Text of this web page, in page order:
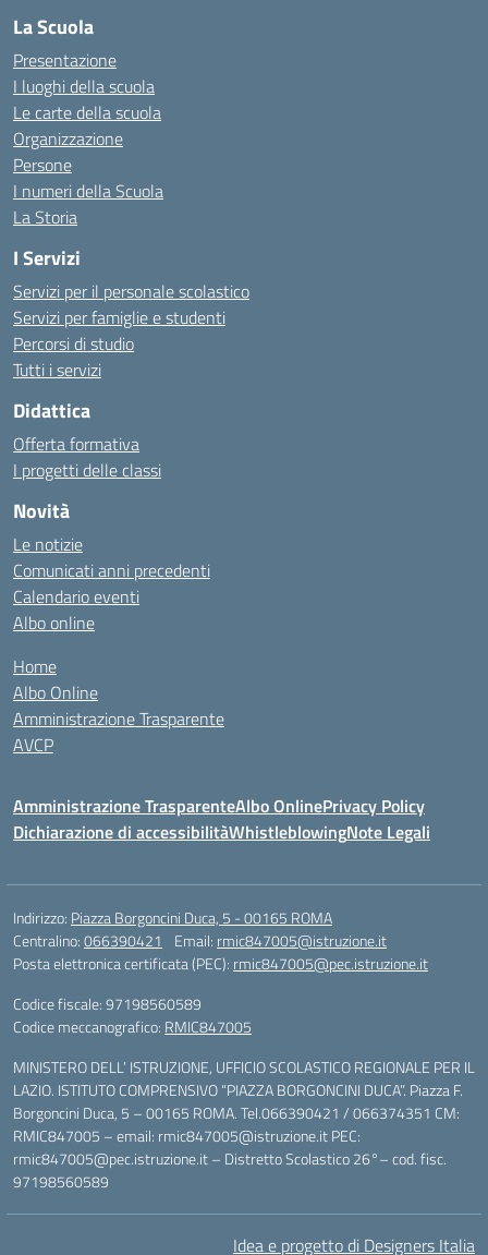
La Scuola
Presentazione
I luoghi della scuola
Le carte della scuola
Organizzazione
Persone
I numeri della Scuola
La Storia
I Servizi
Servizi per il personale scolastico
Servizi per famiglie e studenti
Percorsi di studio
Tutti i servizi
Didattica
Offerta formativa
I progetti delle classi
Novità
Le notizie
Comunicati anni precedenti
Calendario eventi
Albo online
Home
Albo Online
Amministrazione Trasparente
AVCP
Amministrazione TrasparenteAlbo OnlinePrivacy Policy
Dichiarazione di accessibilitàWhistleblowingNote Legali
Indirizzo: Piazza Borgoncini Duca, 5 - 00165 ROMA
Centralino:066390421 Email: rmic847005@istruzione.it
Posta elettronica certificata (PEC): rmic847005@pec.istruzione.it
Codice fiscale: 97198560589
Codice meccanografico: RMIC847005
MINISTERO DELL’ ISTRUZIONE, UFFICIO SCOLASTICO REGIONALE PER IL
LAZIO. ISTITUTO COMPRENSIVO “PIAZZA BORGONCINI DUCA”. Piazza F.
Borgoncini Duca, 5 – 00165 ROMA. Tel.066390421 / 066374351 CM:
RMIC847005 – email: rmic847005@istruzione.it PEC:
rmic847005@pec.istruzione.it – Distretto Scolastico 26°– cod. fisc.
97198560589
Idea e progetto di Designers Italia